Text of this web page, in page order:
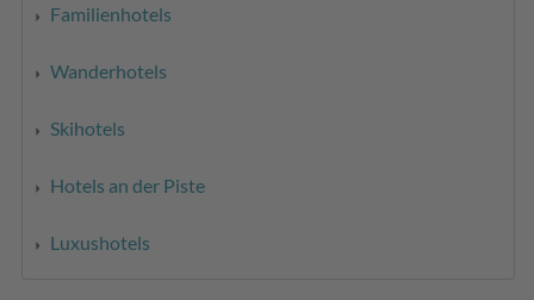
Familienhotels
Wanderhotels
Skihotels
Hotels an der Piste
Luxushotels